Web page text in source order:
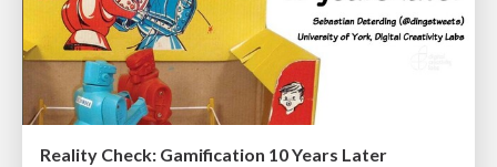
Reality Check: Gamification 10 Years Later